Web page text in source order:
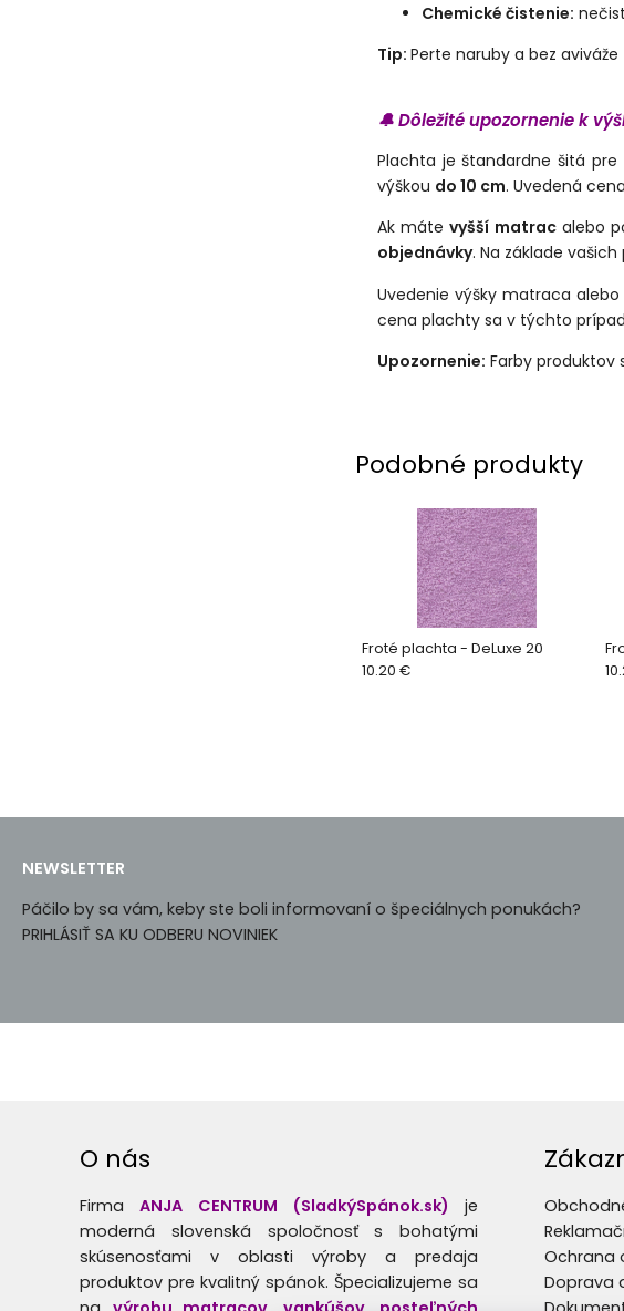
Chemické čistenie:
Tip: Perte naruby a bez
🔔 Dôležité upozornenie k
Plachta je štandardne šitá
výškou do 10 cm. Uvedená
Ak mátevyšší matracalebo
objednávky. Na základe
Uvedenie výšky matraca
cena plachty sa v týchto
Upozornenie: Farby produktov
Podobné produkty
Froté plachta - DeLuxe 20
10.20 €
NEWSLETTER
Páčilo by sa vám, keby ste boli informovaní o špeciálnych ponukách?
PRIHLÁSIŤ SA KU ODBERU NOVINIEK
O nás
FirmaANJA CENTRUM (SladkýSpánok.sk) je
moderná slovenská spoločnosť s bohatými
skúsenosťami v oblasti výroby a predaja
produktov pre kvalitný spánok. Špecializujeme sa
Ochrana
Doprava